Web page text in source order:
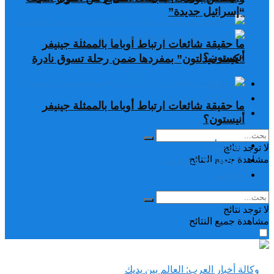
ما حقيقة شائعات ارتباط أوباما بالممثلة جينيفر
أنيستون؟
تغريدات
دراسات وبحوث
رياضة
لا توجد نتائج
مشاهدة جميع النتائح
“إسرائيل جديدة”
“كيت ميدلتون” بمفردها ضمن رحلة تسوق نادرة
ما حقيقة شائعات ارتباط أوباما بالممثلة جينيفر
أنيستون؟
تغريدات
دراسات وبحوث
لا توجد نتائج
مشاهدة جميع النتائح